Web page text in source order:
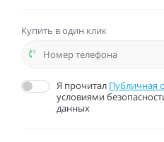
Купить в один клик
Я прочитал Публичная
условиями
данных